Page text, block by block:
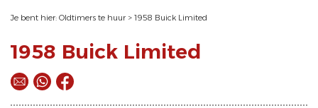
Je bent hier: Oldtimers te huur > 1958 Buick Limited
1958 Buick Limited